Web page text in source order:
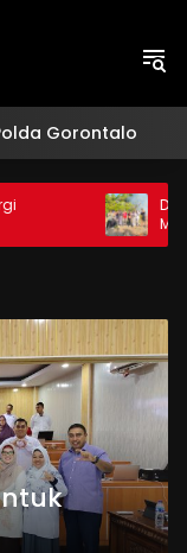
Gorontalo
Dukung
Mahasiswa
Apotek